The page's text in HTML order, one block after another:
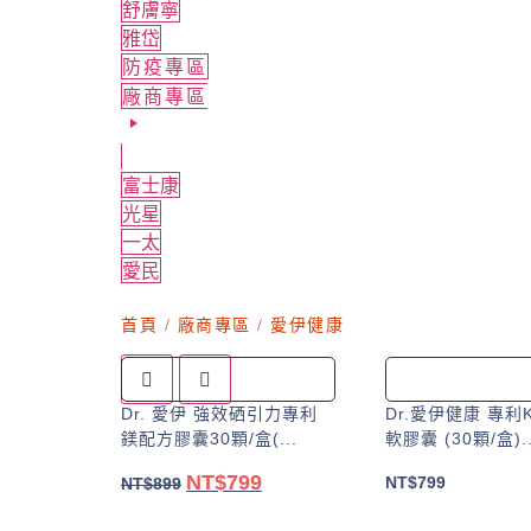
舒膚寧
雅岱
防疫專區
廠商專區
富士康
光星
一太
愛民
首頁 / 廠商專區 / 愛伊健康
Dr. 愛伊 強效硒引力專利
鎂配方膠囊30顆/盒(...
NT$899 原
NT$799目
Dr.愛伊健康 專利
軟膠囊 (30顆/盒)...
NT$799